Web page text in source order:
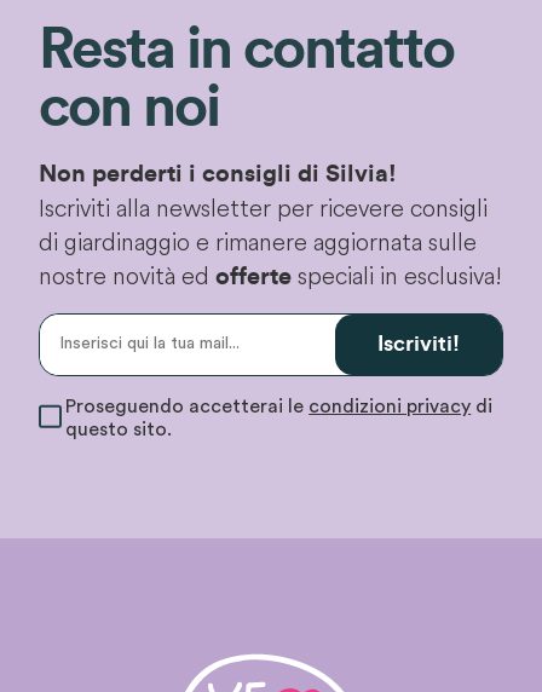
Resta in contatto
con noi
Non perderti i consigli di Silvia!
Iscriviti alla newsletter per ricevere consigli
di giardinaggio e rimanere aggiornata sulle
nostre novità ed offerte speciali in esclusiva!
Iscriviti!
Proseguendo accetterai le condizioni privacy di
questo sito.